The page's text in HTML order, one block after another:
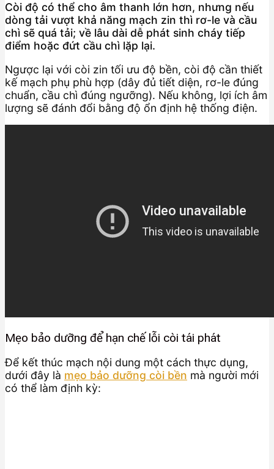
Còi độ có thể cho âm thanh lớn hơn, nhưng nếu
dòng tải vượt khả năng mạch zin thì rơ-le và cầu
chì sẽ quá tải; về lâu dài dễ phát sinh cháy tiếp
điểm hoặc đứt cầu chì lặp lại.
Ngược lại với còi zin tối ưu độ bền, còi độ cần thiết
kế mạch phụ phù hợp (dây đủ tiết diện, rơ-le đúng
chuẩn, cầu chì đúng ngưỡng). Nếu không, lợi ích âm
lượng sẽ đánh đổi bằng độ ổn định hệ thống điện.
Mẹo bảo dưỡng để hạn chế lỗi còi tái phát
Để kết thúc mạch nội dung một cách thực dụng,
dưới đây là mẹo bảo dưỡng còi bền mà người mới
có thể làm định kỳ: